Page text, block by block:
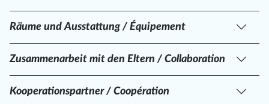
Räume und Ausstattung / Équipement
Zusammenarbeit mit den Eltern / Collaboration
Kooperationspartner / Coopération